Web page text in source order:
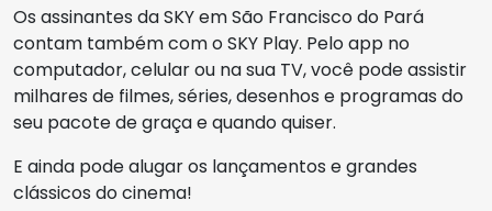
Os assinantes da SKY em São Francisco do Pará
contam também com o SKY Play. Pelo app no
computador, celular ou na sua TV, você pode assistir
milhares de filmes, séries, desenhos e programas do
seu pacote de graça e quando quiser.
E ainda pode alugar os lançamentos e grandes
clássicos do cinema!